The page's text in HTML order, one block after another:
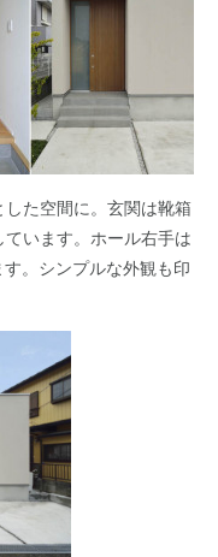
た空間に。玄関は靴箱
います。ホール右手は
。シンプルな外観も印